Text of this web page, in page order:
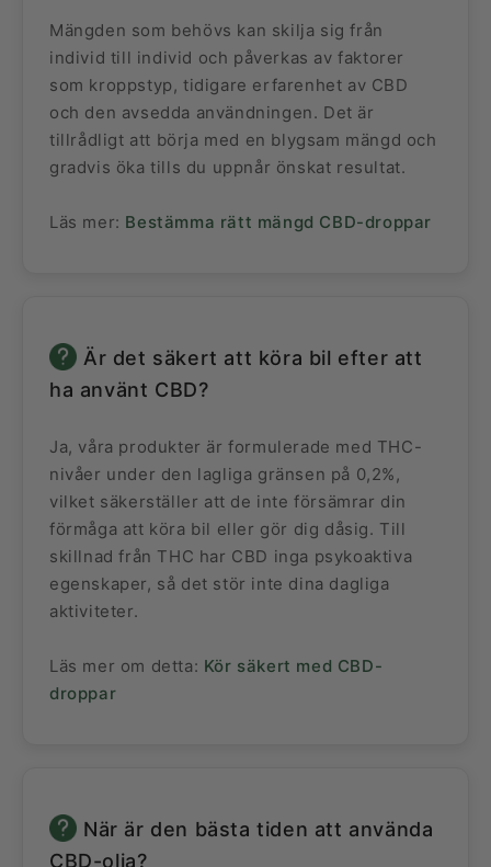
Mängden som behövs kan skilja sig från
individ till individ och påverkas av faktorer
som kroppstyp, tidigare erfarenhet av CBD
och den avsedda användningen. Det är
tillrådligt att börja med en blygsam mängd och
gradvis öka tills du uppnår önskat resultat.
Läs mer: Bestämma rätt mängd CBD-droppar
Är det säkert att köra bil efter att
ha använt CBD?
Ja, våra produkter är formulerade med THC-
nivåer under den lagliga gränsen på 0,2%,
vilket säkerställer att de inte försämrar din
förmåga att köra bil eller gör dig dåsig. Till
skillnad från THC har CBD inga psykoaktiva
egenskaper, så det stör inte dina dagliga
aktiviteter.
Läs mer om detta: Kör säkert med CBD-
droppar
När är den bästa tiden att använda
CBD-olja?